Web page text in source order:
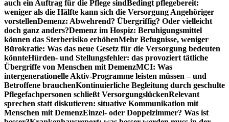
auch ein Auftrag für die Pflege sindBedingt pflegebereit:
weniger als die Hälfte kann sich die Versorgung Angehöriger
vorstellenDemenz: Abwehrend? Übergriffig? Oder vielleicht
doch ganz anders?Demenz im Hospiz: Beruhigungsmittel
können das Sterberisiko erhöhenMehr Befugnisse, weniger
Bürokratie: Was das neue Gesetz für die Versorgung bedeuten
könnteHürden- und Stellungsfehler: das provoziert tätliche
Übergriffe von Menschen mit DemenzMCI: Was
intergenerationelle Aktiv-Programme leisten müssen – und
Betroffene brauchenKontinuierliche Begleitung durch geschulte
Pflegefachpersonen schließt VersorgungslückenRelevant
sprechen statt diskutieren: situative Kommunikation mit
Menschen mit DemenzEinzel- oder Doppelzimmer? Was ist